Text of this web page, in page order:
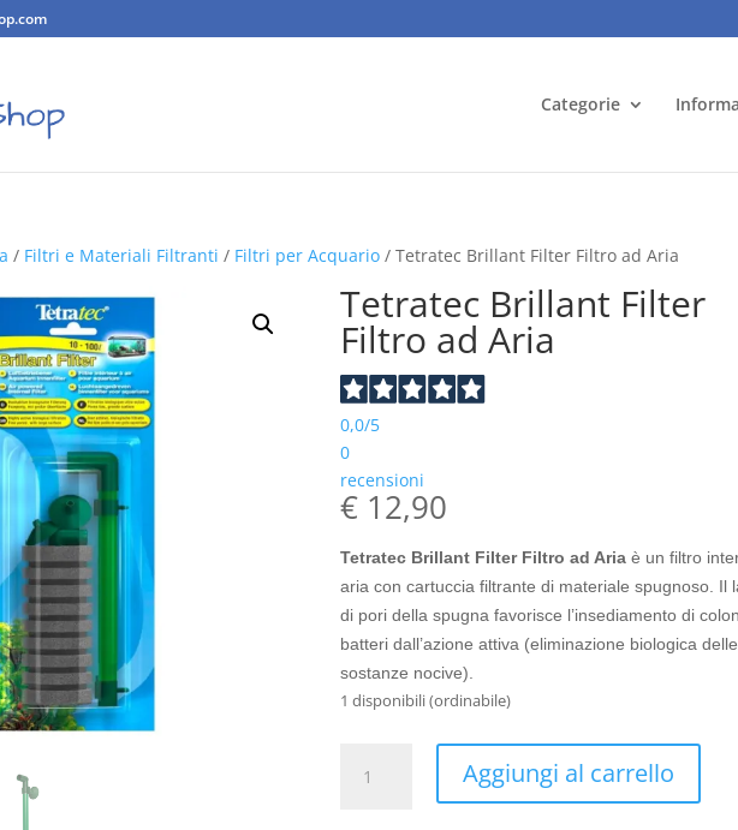
Categorie
/ Filtri e Materiali Filtranti / Filtri per Acquario / Tetratec Brillant Filter Filtro ad Aria
Tetratec Brillant Filter
Filtro ad Aria
0,0/5
0
recensioni
€ 12,90
Tetratec Brillant Filter Filtro ad Aria è un filtro
aria con cartuccia filtrante di materiale spugnoso. Il
di pori della spugna favorisce l’insediamento di
batteri dall’azione attiva (eliminazione biologica delle
sostanze nocive).
1 disponibili (ordinabile)
Brillant
Aggiungi al carrello